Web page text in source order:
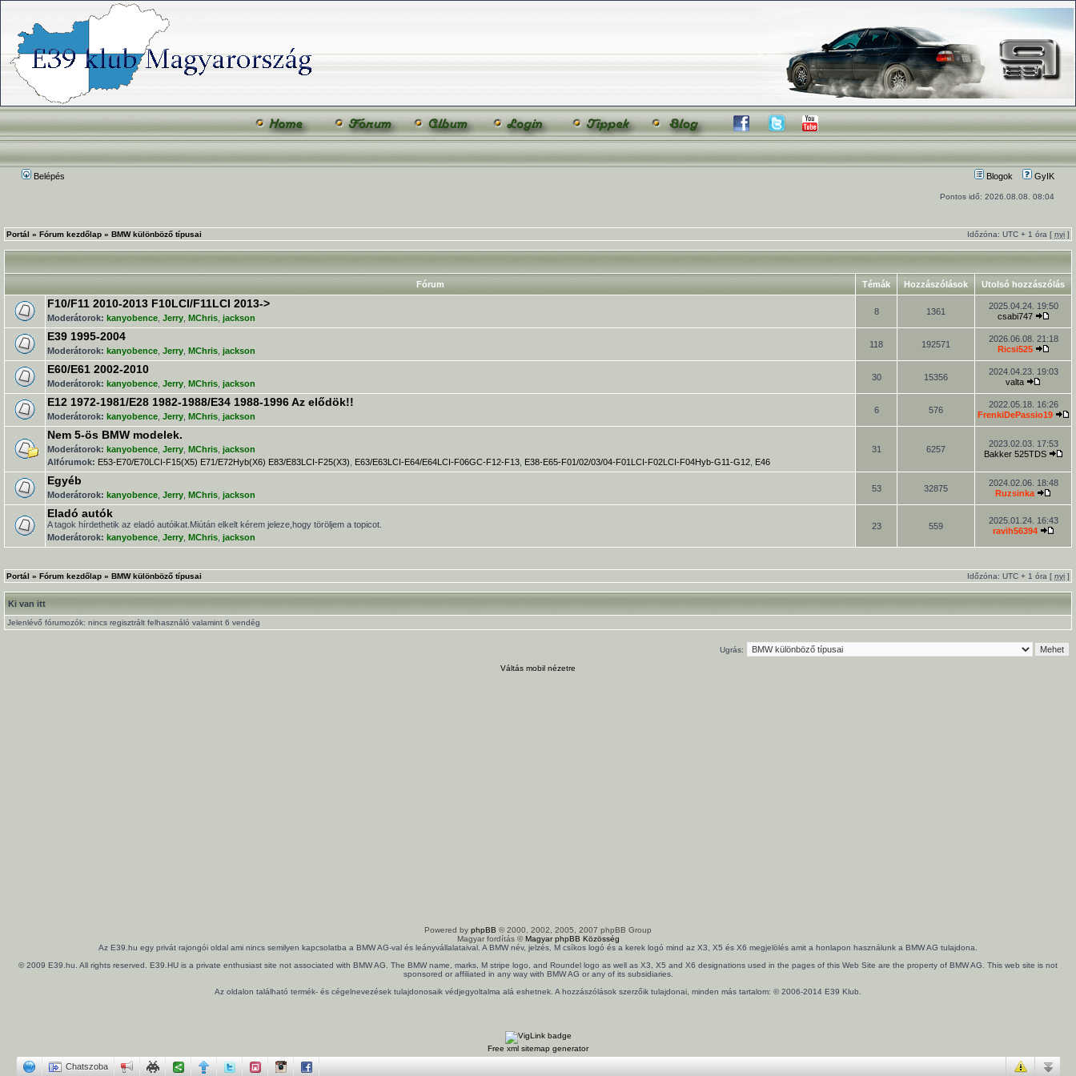
Belépés Blogok GyIK
Pontos idő: 2026.08.08. 08:04
Portál » Fórum kezdőlap » BMW különböző típusai Időzóna: UTC + 1 óra [ nyi ]
Fórum Témák Hozzászólások Utolsó hozzászólás
F10/F11 2010-2013 F10LCI/F11LCI 2013->
Moderátorok: kanyobence Jerry MChris jackson
8 1361
2025.04.24. 19:50
csabi747
E39 1995-2004
Moderátorok: kanyobence Jerry MChris jackson
118 192571
2026.06.08. 21:18
Ricsi525
E60/E61 2002-2010
Moderátorok: kanyobence Jerry MChris jackson
30 15356
2024.04.23. 19:03
valta
E12 1972-1981/E28 1982-1988/E34 1988-1996 Az elődök!!
Moderátorok: kanyobence Jerry MChris jackson
6 576
2022.05.18. 16:26
FrenkiDePassio19
Nem 5-ös BMW modelek.
Moderátorok: kanyobence Jerry MChris jackson
Alfórumok: E53-E70/E70LCI-F15(X5) E71/E72Hyb(X6) E83/E83LCI-F25(X3) E63/E63LCI-E64/E64LCI-F06GC-F12-F13 E38-E65-F01/02/03/04-F01LCI-F02LCI-F04Hyb-G11-G12 E46
31 6257
2023.02.03. 17:53
Bakker 525TDS
Egyéb
Moderátorok: kanyobence Jerry MChris jackson
53 32875
2024.02.06. 18:48
Ruzsinka
Eladó autók
A tagok hírdethetik az eladó autóikat.Miútán elkelt kérem jeleze,hogy töröljem a topicot.
Moderátorok: kanyobence Jerry MChris jackson
23 559
2025.01.24. 16:43
ravih56394
Portál » Fórum kezdőlap » BMW különböző típusai Időzóna: UTC + 1 óra [ nyi ]
Ki van itt
Jelenlévő fórumozók: nincs regisztrált felhasználó valamint 6 vendég
Ugrás:
Váltás mobil nézetre
Powered by phpBB © 2000, 2002, 2005, 2007 phpBB Group
Magyar fordítás ©Magyar phpBB Közösség
Az E39.hu egy privát rajongói oldal ami nincs semilyen kapcsolatba a BMW AG-val és leányvállalataival. A BMW név, jelzés, M csíkos logó és a kerek logó mind az X3, X5 és X6 megjelölés amit a honlapon használunk a BMW AG tulajdona.
© 2009 E39.hu. All rights reserved. E39.HU is a private enthusiast site not associated with BMW AG. The BMW name, marks, M stripe logo, and Roundel logo as well as X3, X5 and X6 designations used in the pages of this Web Site are the property of BMW AG. This web site is not
sponsored or affiliated in any way with BMW AG or any of its subsidiaries.
Az oldalon található termék- és cégelnevezések tulajdonosaik védjegyoltalma alá eshetnek. A hozzászólások szerzőik tulajdonai, minden más tartalom: © 2006-2014 E39 Klub.
Free xml sitemap generator
Chatszoba